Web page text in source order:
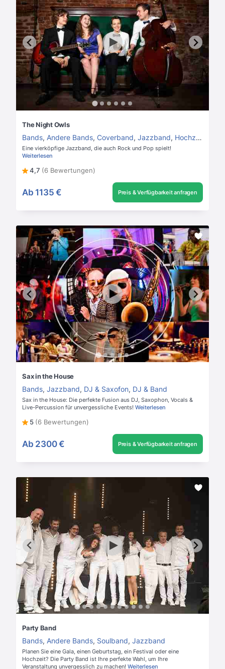
The Night Owls
Bands, Andere Bands, Coverband, Jazzband, Hochzeitsband
Eine vierköpfige Jazzband, die auch Rock und Pop spielt!
Weiterlesen
4,7 (6 Bewertungen)
Ab 1135 € Preis & Verfügbarkeit anfragen
Sax in the House
Bands, Jazzband, DJ & Saxofon, DJ & Band
Sax in the House: Die perfekte Fusion aus DJ, Saxophon, Vocals &
Live-Percussion für unvergessliche Events! Weiterlesen
5 (6 Bewertungen)
Ab 2300 € Preis & Verfügbarkeit anfragen
Party Band
Bands, Andere Bands, Soulband, Jazzband
Planen Sie eine Gala, einen Geburtstag, ein Festival oder eine
Hochzeit? Die Party Band ist Ihre perfekte Wahl, um Ihre
Veranstaltung unvergesslich zu machen! Weiterlesen